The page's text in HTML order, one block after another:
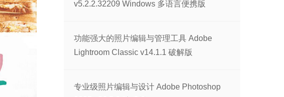
v5.2.2.32209 Windows 多语言便携版
功能强大的照片编辑与管理工具 Adobe
Lightroom Classic v14.1.1 破解版
专业级照片编辑与设计 Adobe Photoshop